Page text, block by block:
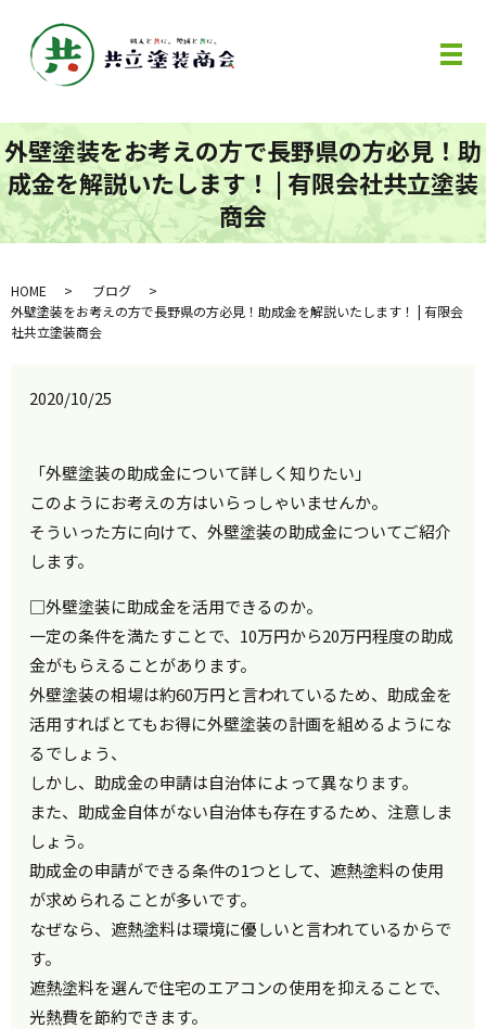
メ
外壁塗装をお考えの方で長野県の方必見！助
成金を解説いたします！ | 有限会社共立塗装
商会
HOME
ブログ
外壁塗装をお考えの方で長野県の方必見！助成金を解説いたします！ | 有限会
社共立塗装商会
2020/10/25
「外壁塗装の助成金について詳しく知りたい」
このようにお考えの方はいらっしゃいませんか。
そういった方に向けて、外壁塗装の助成金についてご紹介
します。
□外壁塗装に助成金を活用できるのか。
一定の条件を満たすことで、10万円から20万円程度の助成
金がもらえることがあります。
外壁塗装の相場は約60万円と言われているため、助成金を
活用すればとてもお得に外壁塗装の計画を組めるようにな
るでしょう、
しかし、助成金の申請は自治体によって異なります。
また、助成金自体がない自治体も存在するため、注意しま
しょう。
助成金の申請ができる条件の1つとして、遮熱塗料の使用
が求められることが多いです。
なぜなら、遮熱塗料は環境に優しいと言われているからで
す。
遮熱塗料を選んで住宅のエアコンの使用を抑えることで、
光熱費を節約できます。